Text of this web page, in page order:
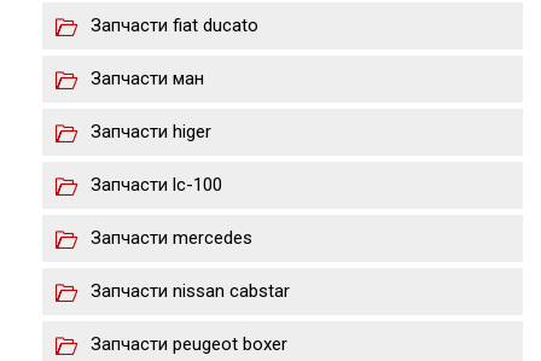
Запчасти fiat ducato
Запчасти ман
Запчасти higer
Запчасти lс-100
Запчасти mercedes
Запчасти nissan cabstar
Запчасти peugeot boxer